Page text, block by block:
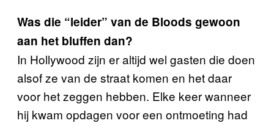
Was die “leider” van de Bloods gewoon
aan het bluffen dan?
In Hollywood zijn er altijd wel gasten die doen
alsof ze van de straat komen en het daar
voor het zeggen hebben. Elke keer wanneer
hij kwam opdagen voor een ontmoeting had